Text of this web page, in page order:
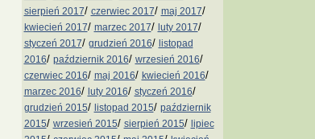
sierpień 2017/ czerwiec 2017/ maj 2017/
kwiecień 2017/ marzec 2017/ luty 2017/
styczeń 2017/ grudzień 2016/ listopad
2016/ październik 2016/ wrzesień 2016/
czerwiec 2016/ maj 2016/ kwiecień 2016/
marzec 2016/ luty 2016/ styczeń 2016/
grudzień 2015/ listopad 2015/ październik
2015/ wrzesień 2015/ sierpień 2015/ lipiec